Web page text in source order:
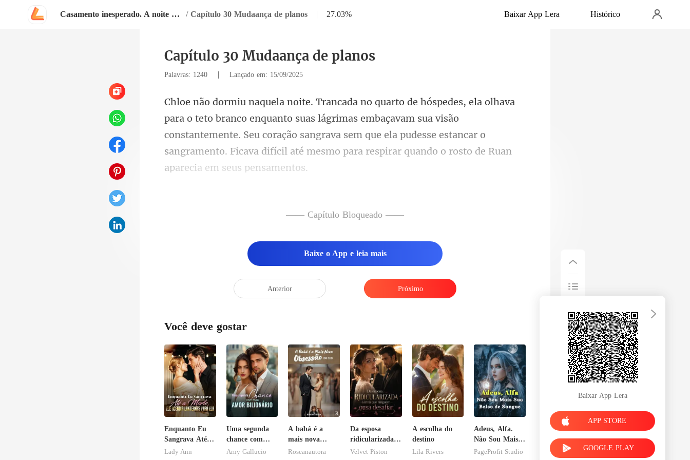
Casamento inesperado. A noite que mudou minha vida / Capítulo 30 Mudaança de planos | 27.03% Baixar App Lera Histórico
Capítulo 30 Mudaança de planos
Palavras: 1240 | Lançado em: 15/09/2025
suas lágrimas embaçavam sua visão
constantemente. Seu coração sangrava sem que ela pudesse estancar o
s
—— Capítulo Bloqueado ——
Baixe o App e leia mais
Anterior Próximo
Você deve gostar
Enquanto Eu
Sangrava Até a
Morte, Ele
Lady Ann
Uma segunda
chance com
meu amor
Arny Gallucio
A babá é a
mais nova
obsessão do
Roseanautora
Da esposa
ridicularizada à
irmã que
Velvet Piston
A escolha do
destino
Lila Rivers
Adeus, Alfa.
Não Sou Mais
Sua Bolsa de
PageProfit Studio
Baixar App Lera
APP STORE
GOOGLE PLAY